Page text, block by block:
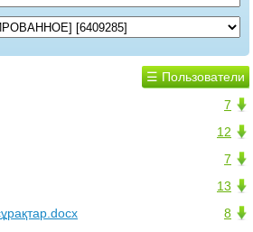
☰ Пользователи
7
12
7
13
8